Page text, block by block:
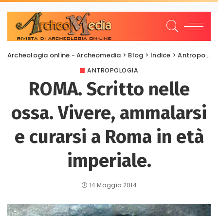
Archeologia online - Archeomedia > Blog > Indice >Antropologia
ANTROPOLOGIA
ROMA. Scritto nelle
ossa. Vivere, ammalarsi
e curarsi a Roma in età
imperiale.
14 Maggio 2014